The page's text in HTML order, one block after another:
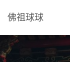
佛祖球球